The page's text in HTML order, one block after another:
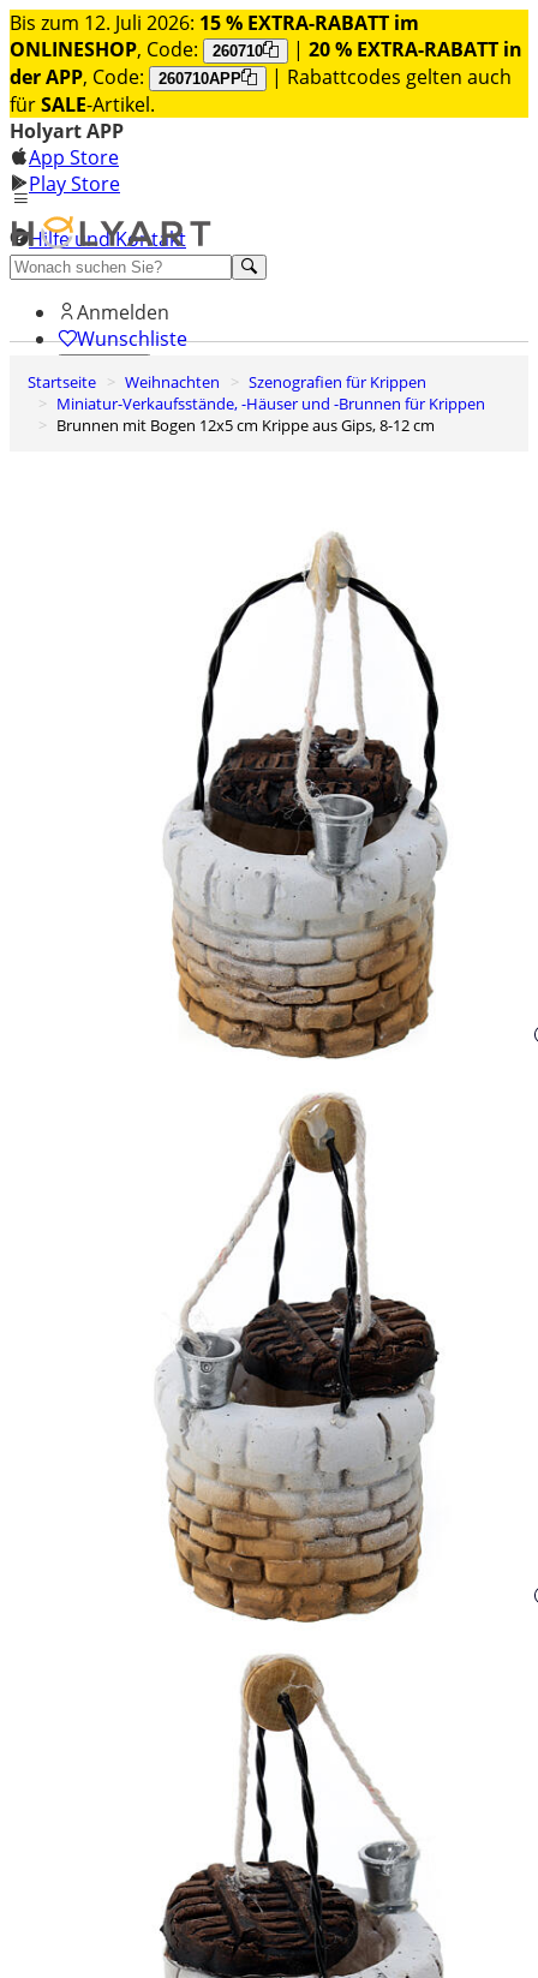
Bis zum 12. Juli 2026: 15 % EXTRA-RABATT im
ONLINESHOP, Code: 260710 | 20 % EXTRA-RABATT in
der APP, Code: 260710APP
| Rabattcodes gelten auch
fürSALE-Artikel.
Holyart APP
App Store
Play Store
Hilfe und Kontakt
Entdecken Sie Premium
Anmelden
Wunschliste
0
Warenkorb
Startseite Weihnachten
Szenografien für Krippen
Miniatur-Verkaufsstände, -Häuser und -Brunnen für Krippen
Brunnen mit Bogen 12x5 cm Krippe aus Gips, 8-12 cm